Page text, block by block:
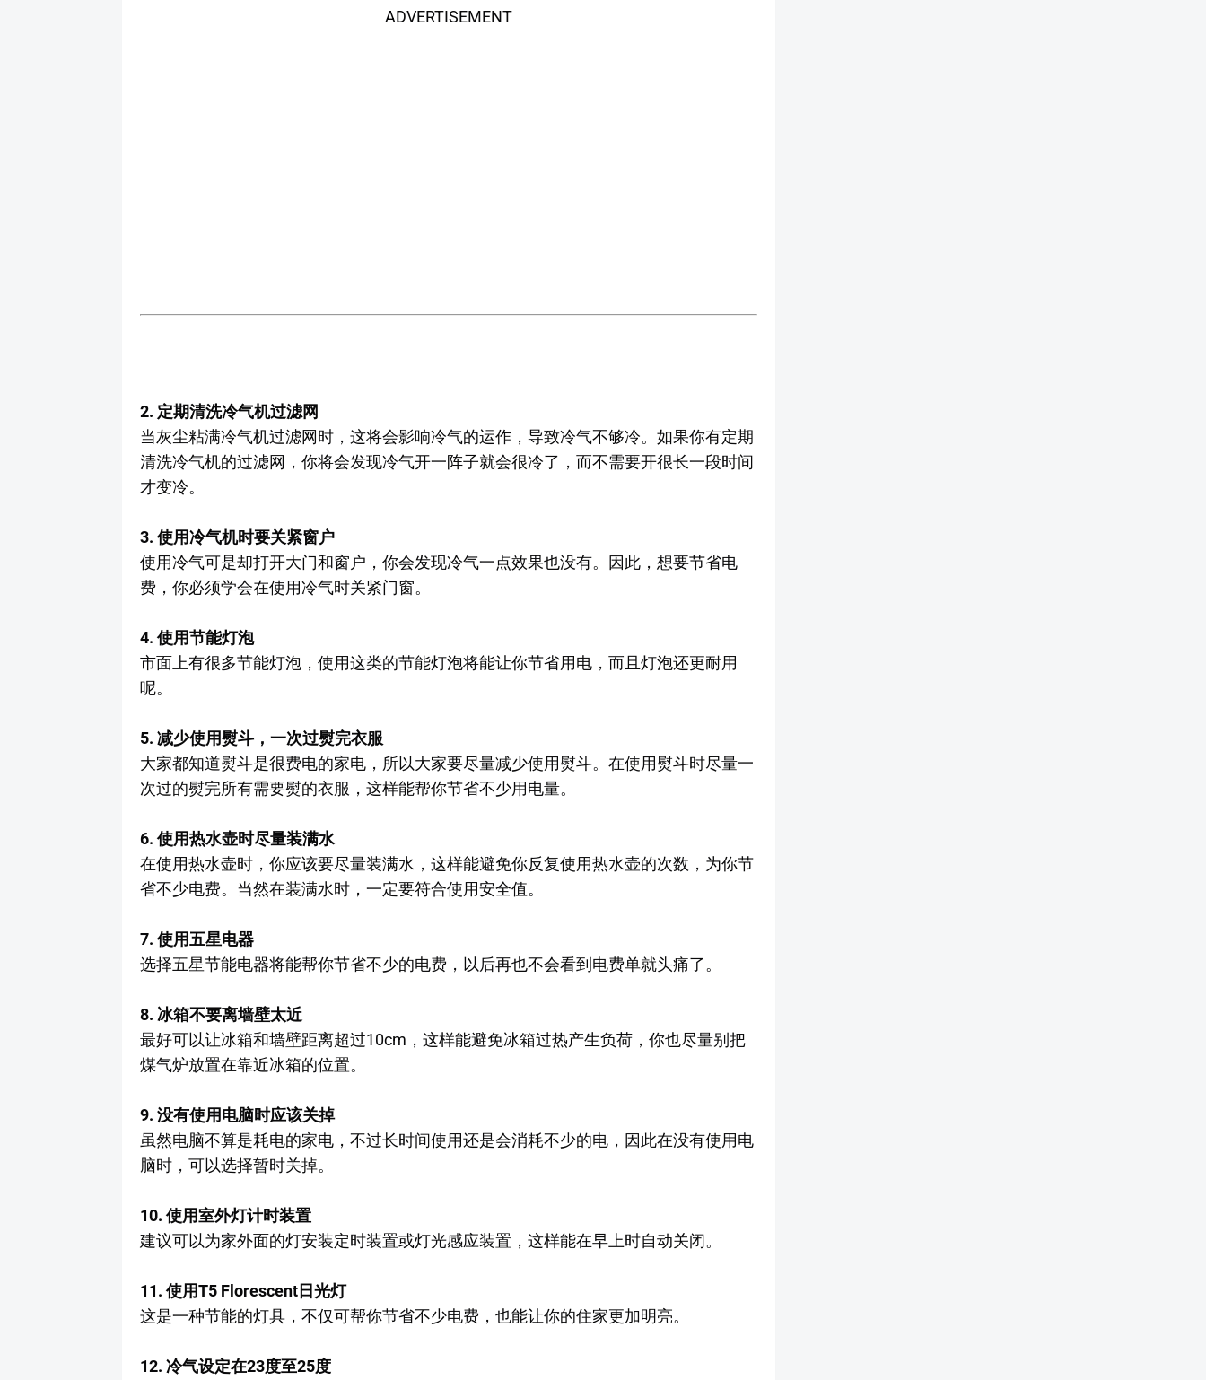
ADVERTISEMENT
2. 定期清洗冷气机过滤网
当灰尘粘满冷气机过滤网时，这将会影响冷气的运作，导致冷气不够冷。如果你有定期
清洗冷气机的过滤网，你将会发现冷气开一阵子就会很冷了，而不需要开很长一段时间
才变冷。
3. 使用冷气机时要关紧窗户
使用冷气可是却打开大门和窗户，你会发现冷气一点效果也没有。因此，想要节省电
费，你必须学会在使用冷气时关紧门窗。
4. 使用节能灯泡
市面上有很多节能灯泡，使用这类的节能灯泡将能让你节省用电，而且灯泡还更耐用
呢。
5. 减少使用熨斗，一次过熨完衣服
大家都知道熨斗是很费电的家电，所以大家要尽量减少使用熨斗。在使用熨斗时尽量一
次过的熨完所有需要熨的衣服，这样能帮你节省不少用电量。
6. 使用热水壶时尽量装满水
在使用热水壶时，你应该要尽量装满水，这样能避免你反复使用热水壶的次数，为你节
省不少电费。当然在装满水时，一定要符合使用安全值。
7. 使用五星电器
选择五星节能电器将能帮你节省不少的电费，以后再也不会看到电费单就头痛了。
8. 冰箱不要离墙壁太近
最好可以让冰箱和墙壁距离超过10cm，这样能避免冰箱过热产生负荷，你也尽量别把
煤气炉放置在靠近冰箱的位置。
9. 没有使用电脑时应该关掉
虽然电脑不算是耗电的家电，不过长时间使用还是会消耗不少的电，因此在没有使用电
脑时，可以选择暂时关掉。
10. 使用室外灯计时装置
建议可以为家外面的灯安装定时装置或灯光感应装置，这样能在早上时自动关闭。
11. 使用T5 Florescent日光灯
这是一种节能的灯具，不仅可帮你节省不少电费，也能让你的住家更加明亮。
12. 冷气设定在23度至25度